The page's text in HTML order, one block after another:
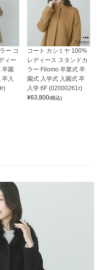
ー コ
ィー
卒園
卒入
コート カシミヤ 100%
レディース スタンドカ
ラー Filomo 卒業式 卒
園式 入学式 入園式 卒
入学 6F (02000261r)
¥63,800(税込)